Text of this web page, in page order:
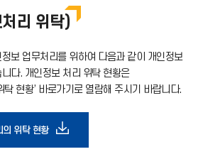
아
이
로
드
리 위탁)
보 업무처리를 위하여 다음과 같이 개인정보
다. 개인정보 처리 위탁 현황은
탁 현황’ 바로가기로 열람해 주시기 바랍니다.
의 위탁 현황다